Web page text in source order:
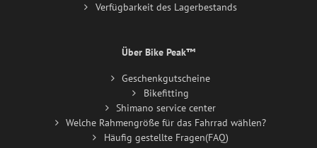
Verfügbarkeit des Lagerbestands
Über Bike Peak™
Geschenkgutscheine
Bikefitting
Shimano service center
Welche Rahmengröße für das Fahrrad wählen?
Häufig gestellte Fragen(FAQ)